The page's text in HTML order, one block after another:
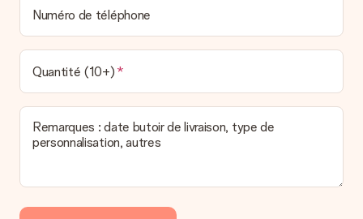
Numéro de téléphone
Quantité (10+)
Remarques : date butoir de livraison, type de
personnalisation, autres